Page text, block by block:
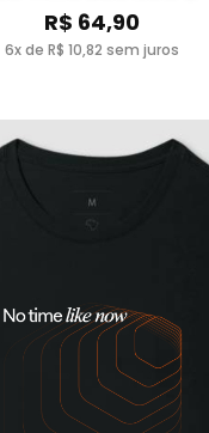
R$ 64,90
6x de R$ 10,82 sem juros